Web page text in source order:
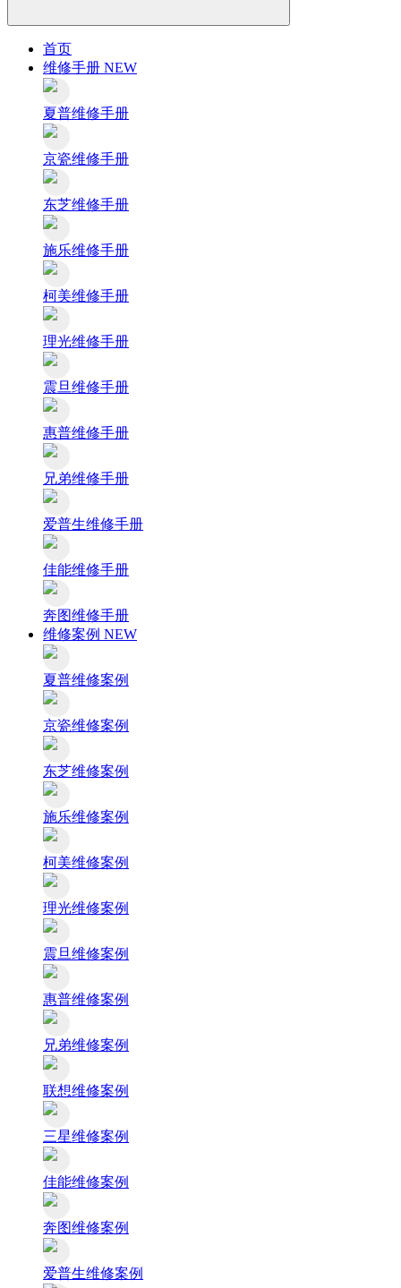
首页
维修手册 NEW
夏普维修手册
京瓷维修手册
东芝维修手册
施乐维修手册
柯美维修手册
理光维修手册
震旦维修手册
惠普维修手册
兄弟维修手册
爱普生维修手册
佳能维修手册
奔图维修手册
维修案例 NEW
夏普维修案例
京瓷维修案例
东芝维修案例
施乐维修案例
柯美维修案例
理光维修案例
震旦维修案例
惠普维修案例
兄弟维修案例
联想维修案例
三星维修案例
佳能维修案例
奔图维修案例
爱普生维修案例